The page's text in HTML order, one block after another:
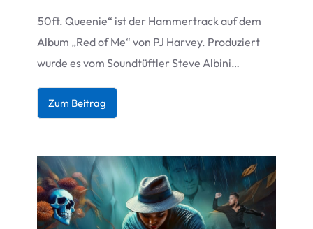
„50ft. Quee­nie“ ist der Ham­mer­track auf dem
Album „Red of Me“ von PJ Har­vey. Pro­du­ziert
wurde es vom Sound­tüft­ler Steve Albini…
Zum Bei­trag